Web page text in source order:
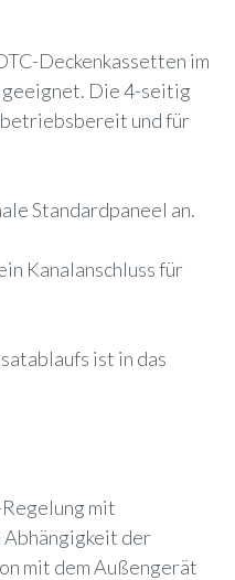
Deckenkassetten im
geeignet. Die 4-seitig
betriebsbereit und für
Standardpaneel an.
Kanalanschluss für
ist in das
mit
Abhängigkeit der
mit dem Außengerät